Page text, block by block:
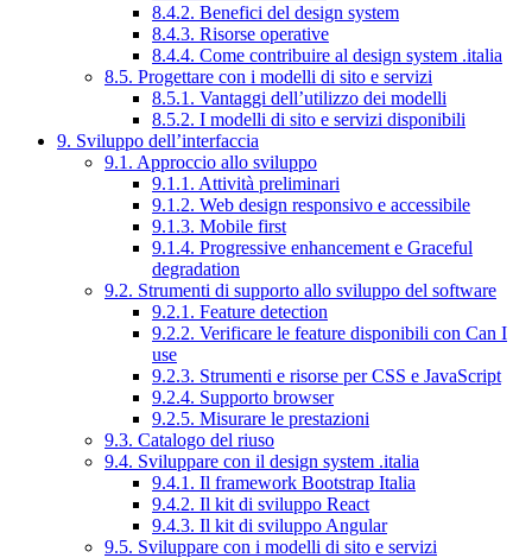
8.4.2. Benefici del design system
8.4.3. Risorse operative
8.4.4. Come contribuire al design system .italia
8.5. Progettare con i modelli di sito e servizi
8.5.1. Vantaggi dell’utilizzo dei modelli
8.5.2. I modelli di sito e servizi disponibili
9. Sviluppo dell’interfaccia
9.1. Approccio allo sviluppo
9.1.1. Attività preliminari
9.1.2. Web design responsivo e accessibile
9.1.3. Mobile first
9.1.4. Progressive enhancement e Graceful
degradation
9.2. Strumenti di supporto allo sviluppo del software
9.2.1. Feature detection
9.2.2. Verificare le feature disponibili con Can I
use
9.2.3. Strumenti e risorse per CSS e JavaScript
9.2.4. Supporto browser
9.2.5. Misurare le prestazioni
9.3. Catalogo del riuso
9.4. Sviluppare con il design system .italia
9.4.1. Il framework Bootstrap Italia
9.4.2. Il kit di sviluppo React
9.4.3. Il kit di sviluppo Angular
9.5. Sviluppare con i modelli di sito e servizi